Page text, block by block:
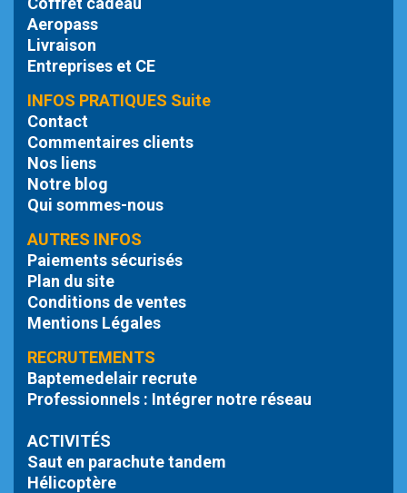
Aeropass
Livraison
Entreprises et CE
INFOS PRATIQUES Suite
Contact
Commentaires clients
Nos liens
Notre blog
Qui sommes-nous
AUTRES INFOS
Paiements sécurisés
Plan du site
Conditions de ventes
Mentions Légales
RECRUTEMENTS
Baptemedelair recrute
Professionnels : Intégrer notre réseau
ACTIVITÉS
Saut en parachute tandem
Hélicoptère